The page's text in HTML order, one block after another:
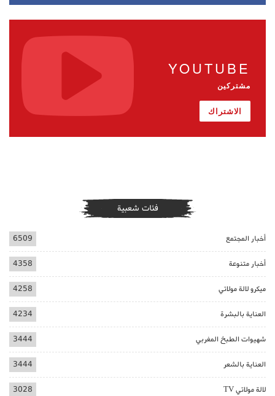
YOUTUBE
مشتركين
الاشتراك
فئات شعبية
أخبار المجتمع 6509
أخبار متنوعة 4358
ميكرو لالة مولاتي 4258
العناية بالبشرة 4234
شهيوات الطبخ المغربي 3444
العناية بالشعر 3444
لالة مولاتي TV 3028